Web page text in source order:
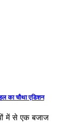
का चौथा एडिशन
में से एक बजाज